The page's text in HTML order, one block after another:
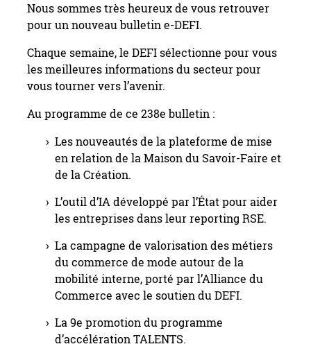
Nous sommes très heureux de vous retrouver
pour un nouveau bulletin e-DEFI.
Chaque semaine, le DEFI sélectionne pour vous
les meilleures informations du secteur pour
vous tourner vers l’avenir.
Au programme de ce 238e bulletin :
Les nouveautés de la plateforme de mise
en relation de la Maison du Savoir-Faire et
de la Création.
L’outil d’IA développé par l’État pour aider
les entreprises dans leur reporting RSE.
La campagne de valorisation des métiers
du commerce de mode autour de la
mobilité interne, porté par l’Alliance du
Commerce avec le soutien du DEFI.
La 9e promotion du programme
d’accélération TALENTS.